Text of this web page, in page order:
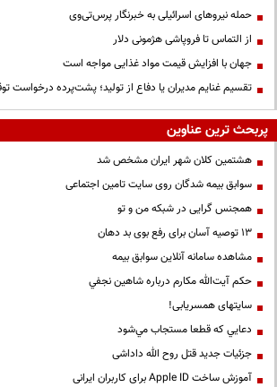
حمله نیروهای اسرائیلی به خبرنگار پرس‌تی‌وی
از التماس تا فروپاشی هژمونی دلار
جهان با افزایش قیمت مواد غذایی مواجه است
تقسیم غنایم مدیران یا دفاع از تولید؛ پشت‌پرده درخواست
پربحث ترین عناوین
هشتمین کلان شهر ایران مشخص شد
سوابق بیمه شدگان روی سایت تامین اجتماعی
همجنس گرایی در شبکه من و تو
13 توصیه آسان برای رفع بوی بد دهان
مشاهده سامانه آنلاين سوابق بیمه
حكم آيت‌الله مكارم درباره شاهين نجفي
سایتهای همسریابی!
دعايي كه قطعا مستجاب مي‌شود
جزئیات جدید قتل روح الله داداشی
آموزش ساخت Apple ID برای کاربران ایرانی